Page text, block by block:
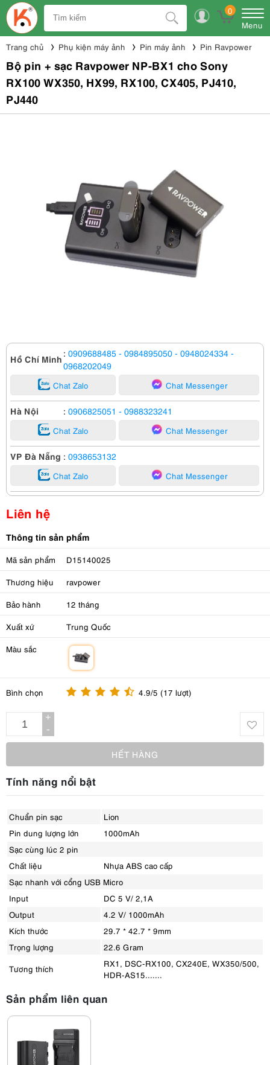
0
Menu
Trang chủ Phụ kiện máy ảnh Pin máy ảnh Pin Ravpower
Bộ pin + sạc Ravpower NP-BX1 cho Sony
RX100 WX350, HX99, RX100, CX405, PJ410,
PJ440
Hồ Chí Minh : 0909688485 - 0984895050 - 0948024334 -
0968202049
Chat Zalo Chat Messenger
Hà Nội : 0906825051 - 0988323241
Chat Zalo Chat Messenger
VP Đà Nẵng : 0938653132
Chat Zalo Chat Messenger
Liên hệ
Thông tin sản phẩm
Mã sản phẩm D15140025
Thương hiệu ravpower
Bảo hành 12 tháng
Xuất xứ Trung Quốc
Màu sắc
Bình chọn 4.9/5 (17 lượt)
+
-
HẾT HÀNG
Tính năng nổi bật
Chuẩn pin sạc
Lion
Pin dung lượng lớn
1000mAh
Sạc cùng lúc 2 pin
Chất liệu
Nhựa ABS cao cấp
Sạc nhanh với cổng USB Micro
Input
DC 5 V/ 2,1A
Output
4.2 V/ 1000mAh
Kích thước
29.7 * 42.7 * 9mm
Trọng lượng
22.6 Gram
Tương thích
RX1, DSC-RX100, CX240E, WX350/500,
HDR-AS15.......
Sản phẩm liên quan